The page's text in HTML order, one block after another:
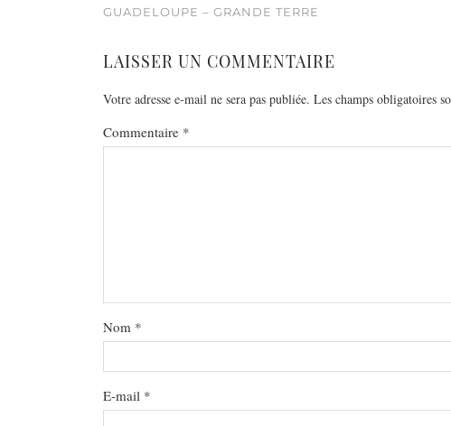
GUADELOUPE – GRANDE TERRE
LAISSER UN COMMENTAIRE
Votre adresse e-mail ne sera pas publiée. Les champs obligatoires
Commentaire *
Nom *
E-mail *